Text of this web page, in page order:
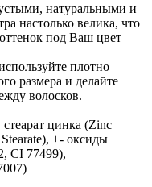
натуральными и
настолько велика, что
под Ваш цвет
плотно
размера и делайте
волосков.
цинка (Zinc
+- оксиды
CI 77499),